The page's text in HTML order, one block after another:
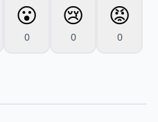
😮
0
😢
0
😡
0